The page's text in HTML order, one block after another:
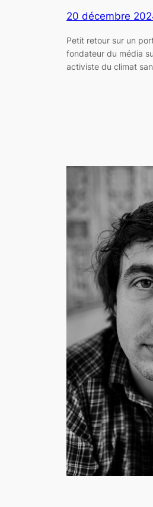
20 décembre
Petit retour sur un
fondateur du média
activiste du climat